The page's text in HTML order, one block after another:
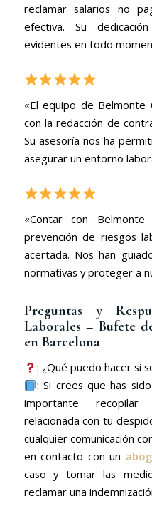
reclamar salarios no
efectiva. Su
evidentes en todo
«El equipo de Belmonte
con la redacción de
Su asesoría nos ha
asegurar un entorno
«Contar con
prevención de riesgos
acertada. Nos han
normativas y proteger a
Preguntas y
Laborales – Bufete
en Barcelona
: ¿Qué puedo hacer si
: Si crees que has
importante
relacionada con tu
cualquier comunicación
en contacto con un
caso y tomar las
reclamar una